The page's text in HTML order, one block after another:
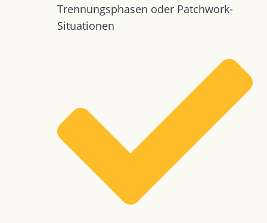
Trennungsphasen oder Patchwork-
Situationen